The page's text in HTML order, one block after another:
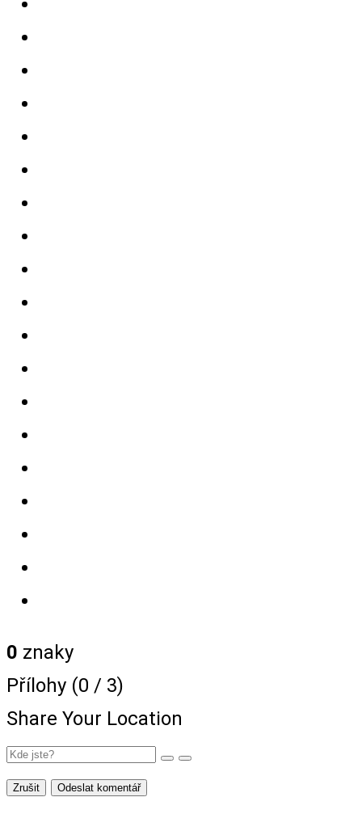
0 znaky
Přílohy (0 / 3)
Share Your Location
Zrušit Odeslat komentář